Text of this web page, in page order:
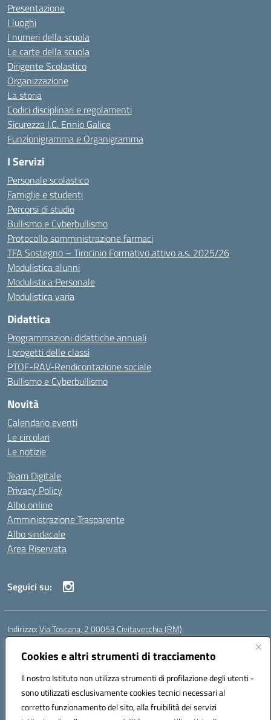
Cookies e altri strumenti di tracciamento
Il nostro Istituto non utilizza strumenti di profilazione degli utenti -
sono utilizzati esclusivamente cookies tecnici necessari al
corretto funzionamento del sito, alla fruibilità dei servizi
Presentazione
I luoghi
I numeri della scuola
Le carte della scuola
Dirigente Scolastico
Organizzazione
La storia
Codici disciplinari e regolamenti
Sicurezza I.C. Ennio Galice
Funzionigramma e Organigramma
I Servizi
Personale scolastico
Famiglie e studenti
Percorsi di studio
Bullismo e Cyberbullismo
Protocollo somministrazione farmaci
TFA Sostegno – Tirocinio Formativo attivo a.s. 2025/26
Modulistica alunni
Modulistica Personale
Modulistica varia
Didattica
Programmazioni didattiche annuali
I progetti delle classi
PTOF-RAV-Rendicontazione sociale
Bullismo e Cyberbullismo
Novità
Calendario eventi
Le circolari
Le notizie
Team Digitale
Privacy Policy
Albo online
Amministrazione Trasparente
Albo sindacale
Area Riservata
Seguici su:
Indirizzo:Via Toscana, 2 00053 Civitavecchia (RM)
Centralino:
Posta elettronica certificata (PEC):rmic8b900g@pec.istruzione.it
Codice fiscale: 91038380589
Codice meccanografico:RMIC8B900G
Codice Indice delle Pubbliche Amministrazioni (IPA): istsc_rmic8b900g
Codice unico di fatturazione (CUF): UFP4NO